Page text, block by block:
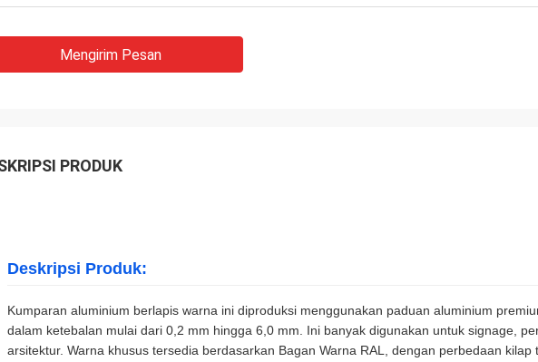
Mengirim Pesan
PRODUK
Deskripsi Produk:
Kumparan aluminium berlapis warna ini diproduksi menggunakan paduan aluminium
dalam ketebalan mulai dari 0,2 mm hingga 6,0 mm. Ini banyak digunakan untuk signage,
arsitektur. Warna khusus tersedia berdasarkan Bagan Warna RAL, dengan perbedaan